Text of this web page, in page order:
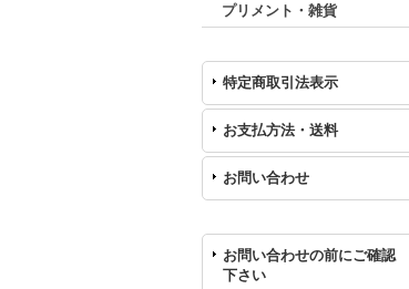
プリメント・雑貨
特定商取引法表示
お支払方法・送料
お問い合わせ
お問い合わせの前にご確認
下さい